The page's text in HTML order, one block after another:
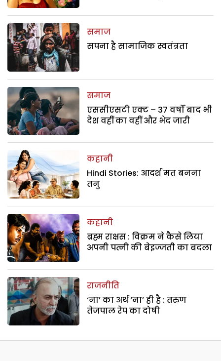
समाज
सपना है सामाजिक स्वतंत्रता
समाज
एससीएसटी एक्ट – 37 वर्षों बाद भी
देश वहीं का वहीं और भेद जारी
कहानी
Hindi Stories: आदर्श मत बनना
तनु
कहानी
ब्रह्म राक्षस : विक्रम ने कैसे लिया
अपनी पत्नी की बेइज्जती का बदला
राजनीति
‘ना’ का अर्थ ‘ना’ ही है : तरुण
तेजपाल रेप का दोषी